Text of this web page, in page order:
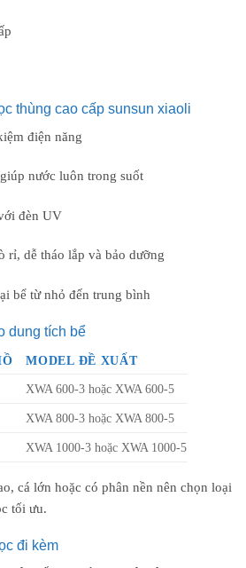
thùng cao cấp sunsun xiaoli
điện năng
nước luôn trong suốt
đèn UV
rỉ, dễ tháo lắp và bảo dưỡng
bể từ nhỏ đến trung bình
dung tích bể
MODEL ĐỀ XUẤT
XWA 600-3 hoặc XWA 600-5
XWA 800-3 hoặc XWA 800-5
XWA 1000-3 hoặc XWA 1000-5
cá lớn hoặc có phân nền nên chọn loại
tối ưu.
đi kèm